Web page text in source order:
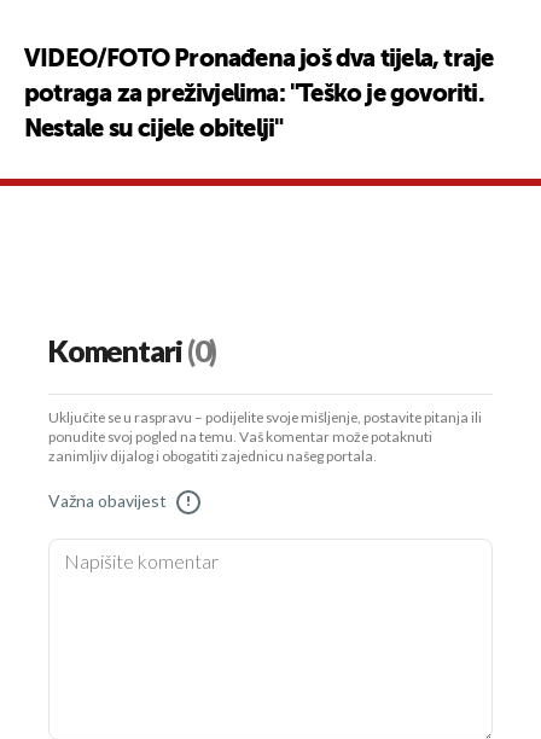
VIDEO/FOTO Pronađena još dva tijela, traje
potraga za preživjelima: "Teško je govoriti.
Nestale su cijele obitelji"
Komentari(0)
Uključite se u raspravu – podijelite svoje mišljenje, postavite pitanja ili
ponudite svoj pogled na temu. Vaš komentar može potaknuti
zanimljiv dijalog i obogatiti zajednicu našeg portala.
Važna obavijest !